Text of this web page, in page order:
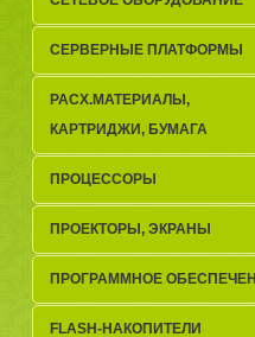
СЕРВЕРНЫЕ ПЛАТФОРМЫ
РАСХ.МАТЕРИАЛЫ,
КАРТРИДЖИ, БУМАГА
ПРОЦЕССОРЫ
ПРОЕКТОРЫ, ЭКРАНЫ
ПРОГРАММНОЕ
FLASH-НАКОПИТЕЛИ